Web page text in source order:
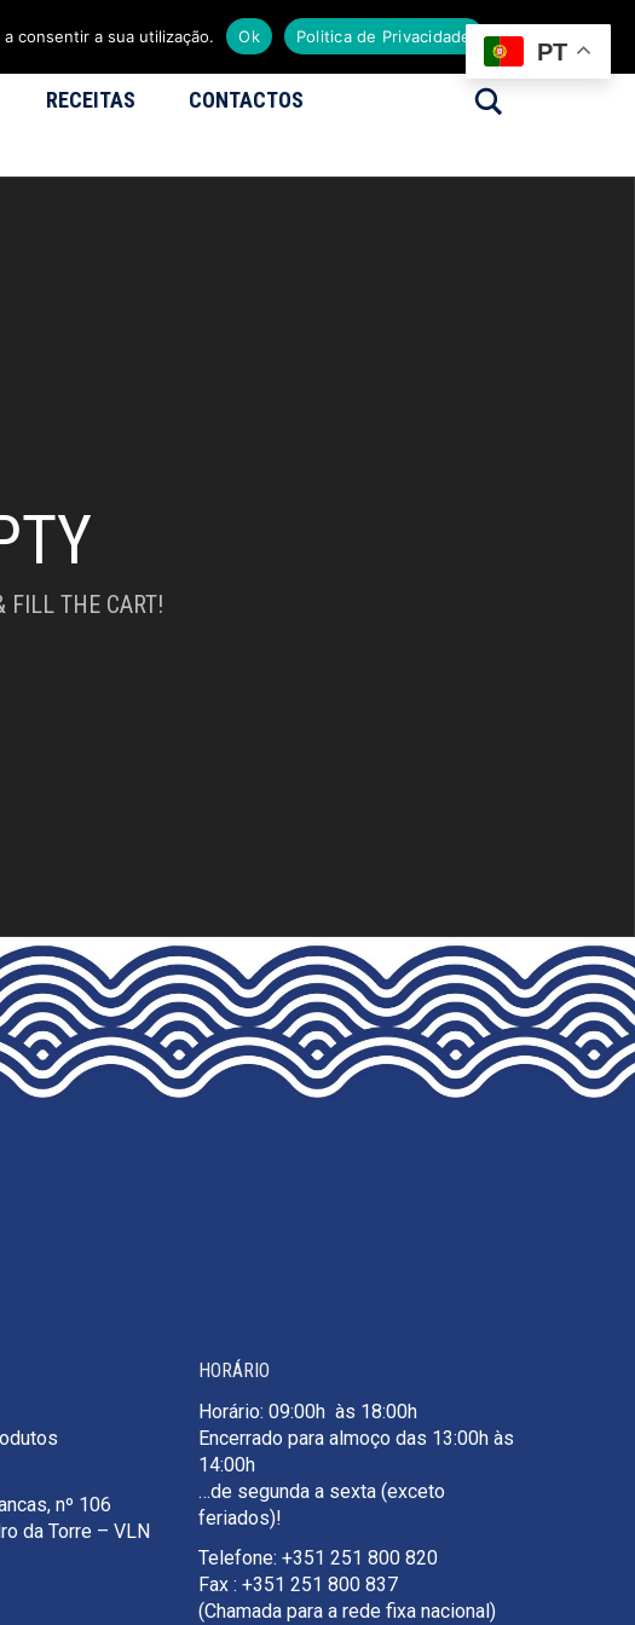
RECEITAS CONTACTOS
FILL THE CART!
nº 106
da Torre – VLN
HORÁRIO
Horário: 09:00h às 18:00h
Encerrado para almoço das 13:00h às
14:00h
…de segunda a sexta (exceto
feriados)!
Telefone: +351 251 800 820
Fax : +351 251 800 837
(Chamada para a rede fixa nacional)
PT
consentir a sua utilização. Ok Politica de Privacidade